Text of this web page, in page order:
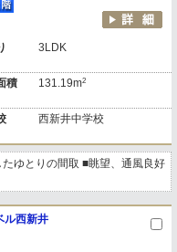
3LDK
積 131.19m2
西新井中学校
ゆとりの間取 ■眺望、通風良好
ル西新井